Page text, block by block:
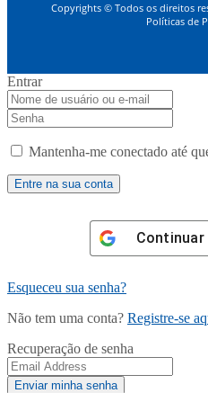
Copyrights © Todos os direitos
Políticas de
Entrar
Mantenha-me conectado até
Continuar
Esqueceu sua senha?
Não tem uma conta? Registre-se
Recuperação de senha